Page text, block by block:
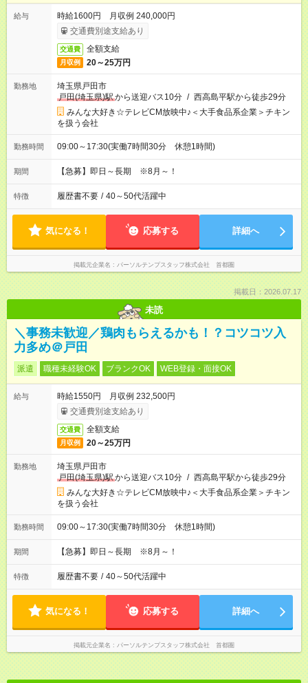
給与
時給1600円 月収例 240,000円
交通費別途支給あり
交通費 全額支給
月収例 20～25万円
勤務地
埼玉県戸田市
戸田(埼玉県)駅から送迎バス10分 / 西高島平駅から徒歩29分
みんな大好き☆テレビCM放映中♪＜大手食品系企業＞チキン
を扱う会社
勤務時間 09:00～17:30(実働7時間30分 休憩1時間)
期間 【急募】即日～長期 ※8月～！
特徴 履歴書不要 / 40～50代活躍中
気になる！ 応募する 詳細へ
掲載元企業名 パーソルテンプスタッフ株式会社 首都圏
掲載日：2026.07.17
未読
＼事務未歓迎／鶏肉もらえるかも！？コツコツ入
力多め＠戸田
派遣 職種未経験OK ブランクOK WEB登録・面接OK
給与
時給1550円 月収例 232,500円
交通費別途支給あり
交通費 全額支給
月収例 20～25万円
勤務地
埼玉県戸田市
戸田(埼玉県)駅から送迎バス10分 / 西高島平駅から徒歩29分
みんな大好き☆テレビCM放映中♪＜大手食品系企業＞チキン
を扱う会社
勤務時間 09:00～17:30(実働7時間30分 休憩1時間)
期間 【急募】即日～長期 ※8月～！
特徴 履歴書不要 / 40～50代活躍中
気になる！ 応募する 詳細へ
掲載元企業名 パーソルテンプスタッフ株式会社 首都圏